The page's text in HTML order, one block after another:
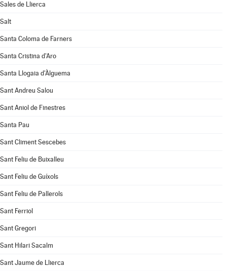
Sales de Llierca
Salt
Santa Coloma de Farners
Santa Cristina d'Aro
Santa Llogaia d'Àlguema
Sant Andreu Salou
Sant Aniol de Finestres
Santa Pau
Sant Climent Sescebes
Sant Feliu de Buixalleu
Sant Feliu de Guíxols
Sant Feliu de Pallerols
Sant Ferriol
Sant Gregori
Sant Hilari Sacalm
Sant Jaume de Llierca